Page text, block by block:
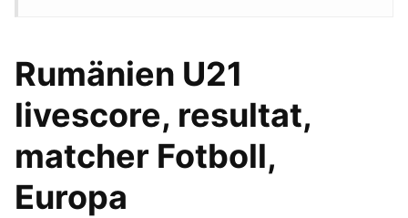
Rumänien U21
livescore, resultat,
matcher Fotboll,
Europa